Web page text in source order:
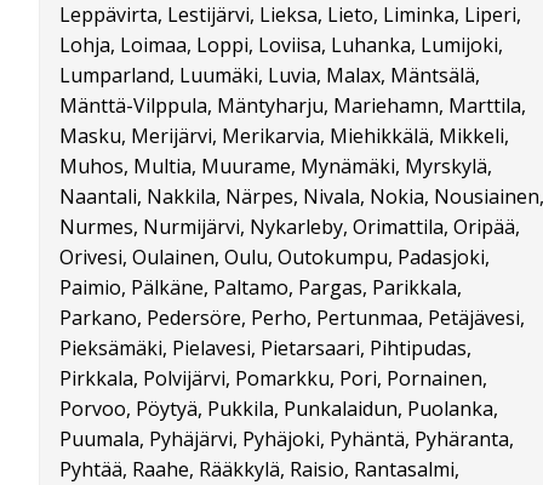
Leppävirta, Lestijärvi, Lieksa, Lieto, Liminka, Liperi,
Lohja, Loimaa, Loppi, Loviisa, Luhanka, Lumijoki,
Lumparland, Luumäki, Luvia, Malax, Mäntsälä,
Mänttä-Vilppula, Mäntyharju, Mariehamn, Marttila,
Masku, Merijärvi, Merikarvia, Miehikkälä, Mikkeli,
Muhos, Multia, Muurame, Mynämäki, Myrskylä,
Naantali, Nakkila, Närpes, Nivala, Nokia, Nousiainen,
Nurmes, Nurmijärvi, Nykarleby, Orimattila, Oripää,
Orivesi, Oulainen, Oulu, Outokumpu, Padasjoki,
Paimio, Pälkäne, Paltamo, Pargas, Parikkala,
Parkano, Pedersöre, Perho, Pertunmaa, Petäjävesi,
Pieksämäki, Pielavesi, Pietarsaari, Pihtipudas,
Pirkkala, Polvijärvi, Pomarkku, Pori, Pornainen,
Porvoo, Pöytyä, Pukkila, Punkalaidun, Puolanka,
Puumala, Pyhäjärvi, Pyhäjoki, Pyhäntä, Pyhäranta,
Pyhtää, Raahe, Rääkkylä, Raisio, Rantasalmi,